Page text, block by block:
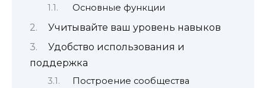
Основные функции
Учитывайте ваш уровень навыков
Удобство использования и
поддержка
Построение сообщества